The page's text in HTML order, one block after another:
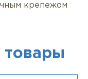
крепежом
товары